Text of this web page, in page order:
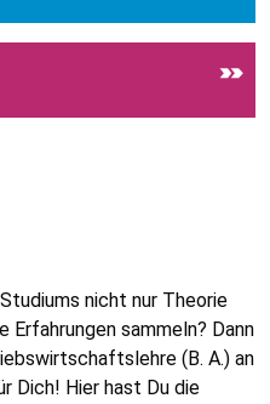
nicht nur Theorie
Erfahrungen sammeln? Dann
(B. A.) an
Dich! Hier hast Du die